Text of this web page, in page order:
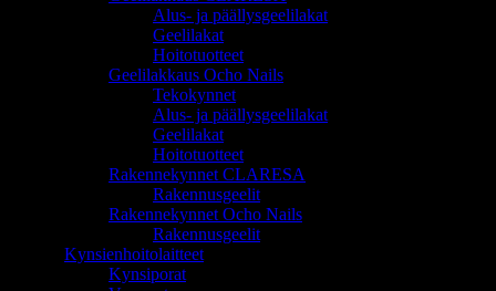
Alus- ja päällysgeelilakat
Geelilakat
Hoitotuotteet
Geelilakkaus Ocho Nails
Tekokynnet
Alus- ja päällysgeelilakat
Geelilakat
Hoitotuotteet
Rakennekynnet CLARESA
Rakennusgeelit
Rakennekynnet Ocho Nails
Rakennusgeelit
Kynsienhoitolaitteet
Kynsiporat